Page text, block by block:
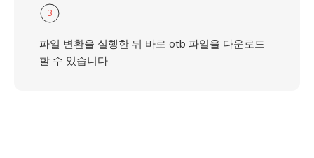
3
파일 변환을 실행한 뒤 바로 otb 파일을 다운로드
할 수 있습니다